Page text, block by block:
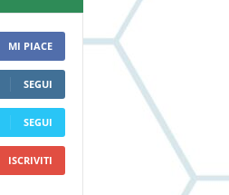
MI PIACE
SEGUI
SEGUI
ISCRIVITI